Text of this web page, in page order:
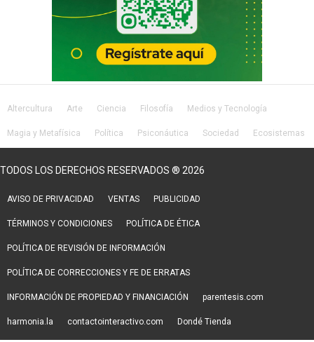
Altercultura Arte Ciencia Filosofía Medios y Tecnología
Magia y Metafísica Política Psiconáutica Sociedad Ecosistemas
TODOS LOS DERECHOS RESERVADOS ® 2026
AVISO DE PRIVACIDAD VENTAS PUBLICIDAD
TÉRMINOS Y CONDICIONES POLÍTICA DE ÉTICA
POLÍTICA DE REVISIÓN DE INFORMACIÓN
POLÍTICA DE CORRECCIONES Y FE DE ERRATAS
INFORMACIÓN DE PROPIEDAD Y FINANCIACIÓN parentesis.com
harmonia.la contactointeractivo.com Dondé Tienda